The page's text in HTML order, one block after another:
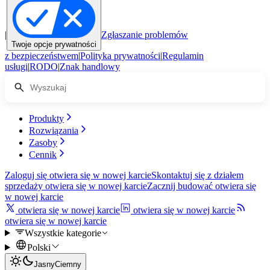
|
Twoje opcje prywatności
Zgłaszanie problemów
z bezpieczeństwem|Polityka prywatności|Regulamin
usługi|RODO|Znak handlowy
Produkty
Rozwiązania
Zasoby
Cennik
Zaloguj się otwiera się w nowej karcieSkontaktuj się z działem
sprzedaży otwiera się w nowej karcieZacznij budować otwiera się
w nowej karcie
otwiera się w nowej karcie
otwiera się w nowej karcie
otwiera się w nowej karcie
Wszystkie kategorie
Polski
JasnyCiemny